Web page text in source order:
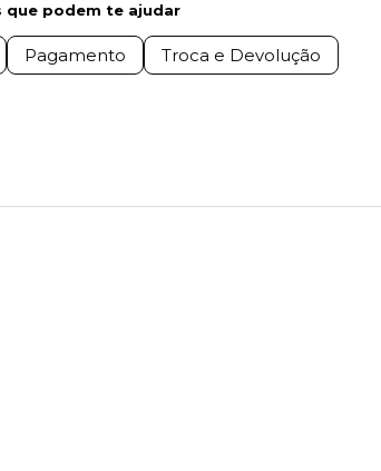
que podem te ajudar
Pagamento Troca e Devolução